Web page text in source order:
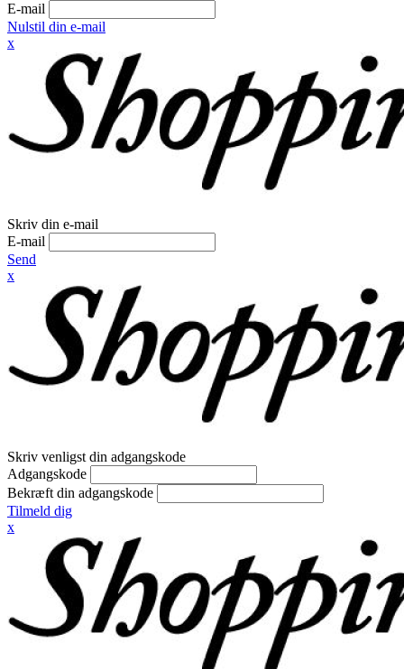
E-mail
Nulstil din e-mail
x
Skriv din e-mail
E-mail
Send
x
Skriv venligst din adgangskode
Adgangskode
Bekræft din adgangskode
Tilmeld dig
x